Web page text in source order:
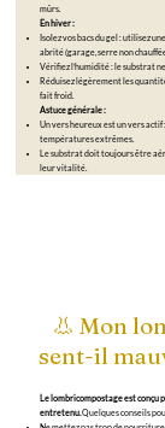
mûrs.
En hiver :
Isolez vos bacs du gel : utilisez
abrité (garage, serre non
Vérifiez l’humidité : le substrat
Réduisez légèrement les
fait froid.
Astuce générale :
Un vers heureux est un vers actif
températures extrêmes.
Le substrat doit toujours être
leur vitalité.
👃 Mon
sent-il
Le lombricompostage est conçu
entretenu. Quelques conseils